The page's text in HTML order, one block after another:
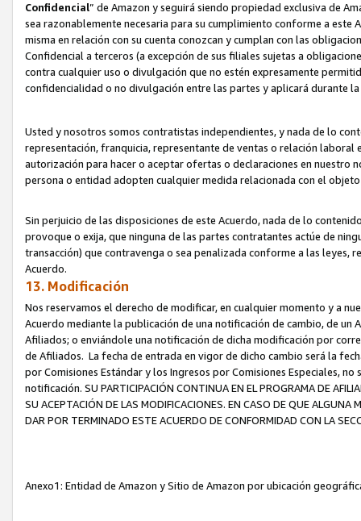
Confidencial” de Amazon y seguirá siendo propiedad exclusiva de
sea razonablemente necesaria para su cumplimiento conforme a
misma en relación con su cuenta conozcan y cumplan con las
Confidencial a terceros (a excepción de sus filiales sujetas a
contra cualquier uso o divulgación que no estén expresamente
confidencialidad o no divulgación entre las partes y aplicará durante
Usted y nosotros somos contratistas independientes, y nada de lo
representación, franquicia, representante de ventas o relación
autorización para hacer o aceptar ofertas o declaraciones en nuestro
persona o entidad adopten cualquier medida relacionada con el
Sin perjuicio de las disposiciones de este Acuerdo, nada de lo
provoque o exija, que ninguna de las partes contratantes actúe de
transacción) que contravenga o sea penalizada conforme a las leyes,
Acuerdo.
13. Modificación
Nos reservamos el derecho de modificar, en cualquier momento y a
Acuerdo mediante la publicación de una notificación de cambio, de
Afiliados; o enviándole una notificación de dicha modificación por
de Afiliados. La fecha de entrada en vigor de dicho cambio será la
por Comisiones Estándar y los Ingresos por Comisiones Especiales,
notificación. SU PARTICIPACIÓN CONTINUA EN EL PROGRAMA DE
SU ACEPTACIÓN DE LAS MODIFICACIONES. EN CASO DE QUE ALGUNA
DAR POR TERMINADO ESTE ACUERDO DE CONFORMIDAD CON LA
Anexo1: Entidad de Amazon y Sitio de Amazon por ubicación